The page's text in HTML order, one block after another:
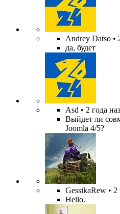
Andrey Datso •
да, будет
Asd • 2 года
Выйдет ли
Joomla 4/5?
GessikaRew • 2
Hello.